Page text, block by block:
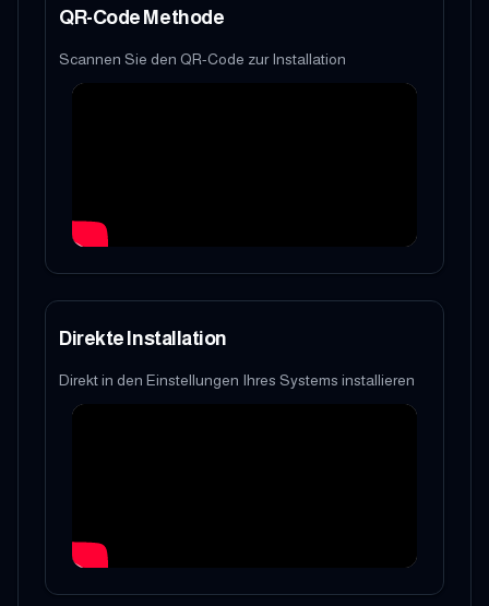
QR-Code Methode
Scannen Sie den QR-Code zur Installation
Direkte Installation
Direkt in den Einstellungen Ihres Systems installieren